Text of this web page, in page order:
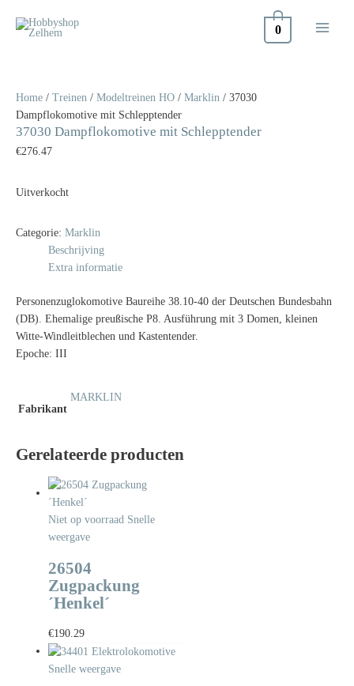
naar
0
Home / Treinen / Modeltreinen HO / Marklin / 37030
Dampflokomotive mit Schlepptender
37030 Dampflokomotive mit Schlepptender
€276.47
Uitverkocht
Categorie: Marklin
Beschrijving
Extra informatie
Personenzuglokomotive Baureihe 38.10-40 der Deutschen Bundesbahn
(DB). Ehemalige preußische P8. Ausführung mit 3 Domen, kleinen
Witte-Windleitblechen und Kastentender.
Epoche: III
Fabrikant
MARKLIN
Gerelateerde producten
Niet op voorraad Snelle
weergave
26504
Zugpackung
´Henkel´
€190.29
Snelle weergave